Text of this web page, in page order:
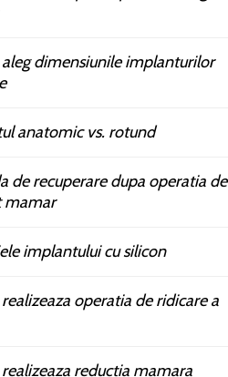
aleg dimensiunile implanturilor
anatomic vs. rotund
de recuperare dupa operatia de
mamar
implantului cu silicon
realizeaza operatia de ridicare a
realizeaza reductia mamara